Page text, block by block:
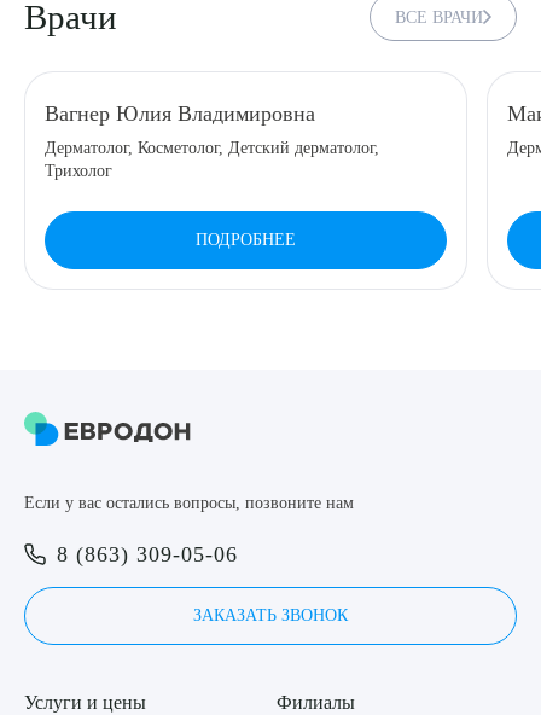
ЗАКАЗАТЬ ЗВОНОК
Врачи ВСЕ ВРАЧИ
Вагнер Юлия Владимировна
Дерматолог, Косметолог, Детский дерматолог,
Трихолог
ПОДРОБНЕЕ
Если у вас остались вопросы, позвоните нам
8 (863) 309-05-06
ЗАКАЗАТЬ ЗВОНОК
Услуги и цены Филиалы